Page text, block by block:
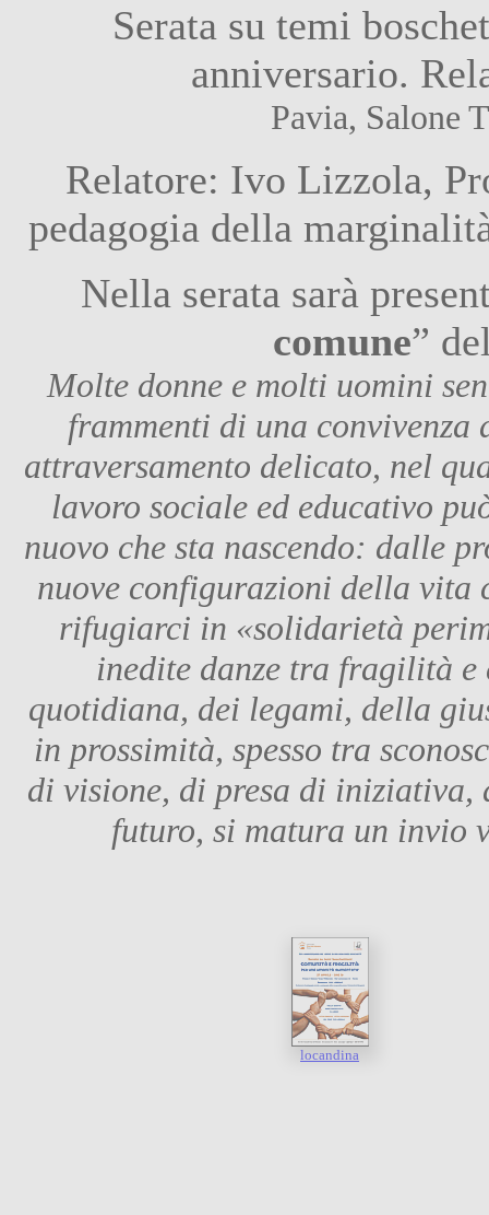
Serata su temi
anniversario.
Pavia, Salone
Relatore: Ivo Lizzola,
pedagogia della
Nella serata sarà
comune”
Molte donne e molti uomini
frammenti di una
attraversamento delicato, nel
lavoro sociale ed educativo
nuovo che sta nascendo: dalle
nuove configurazioni della vita
rifugiarci in «solidarietà
inedite danze tra fragilità
quotidiana, dei legami, della
in prossimità, spesso tra
di visione, di presa di iniziativa,
futuro, si matura un invio
locandina